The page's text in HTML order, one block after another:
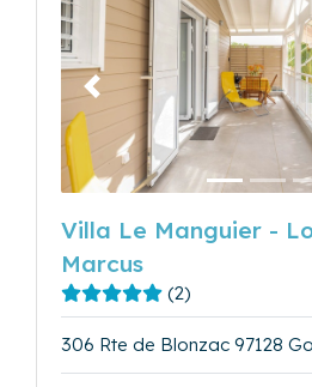
Précédent
Villa Le Manguier -
Marcus
(2)
306 Rte de Blonzac 97128